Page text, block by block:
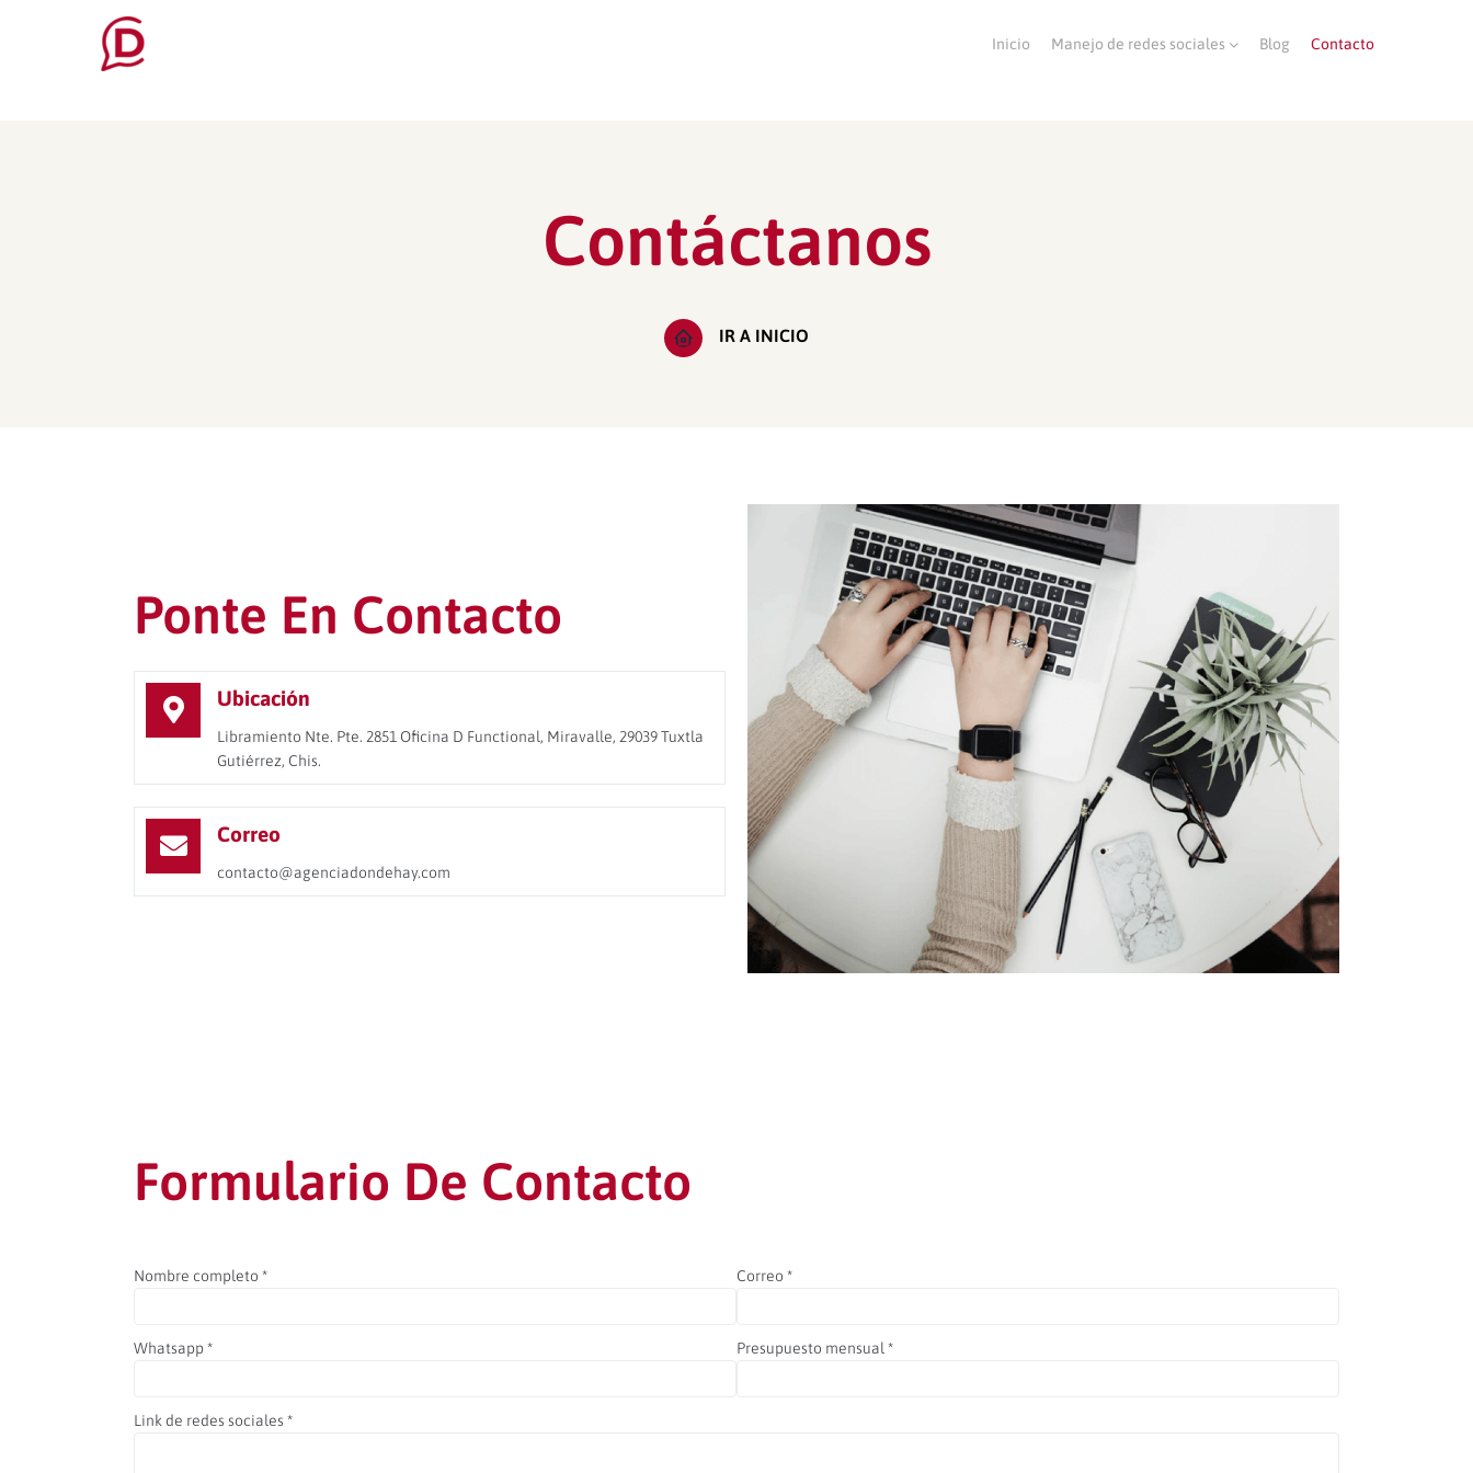
Inicio Manejo de redes sociales Blog Contacto
Contáctanos
IR A INICIO
Ponte En Contacto
Ubicación
Libramiento Nte. Pte. 2851 Oficina D Functional, Miravalle, 29039 Tuxtla
Gutiérrez, Chis.
Correo
contacto@agenciadondehay.com
Formulario De Contacto
Nombre completo *
Whatsapp *
Correo *
Presupuesto mensual *
Link de redes sociales *